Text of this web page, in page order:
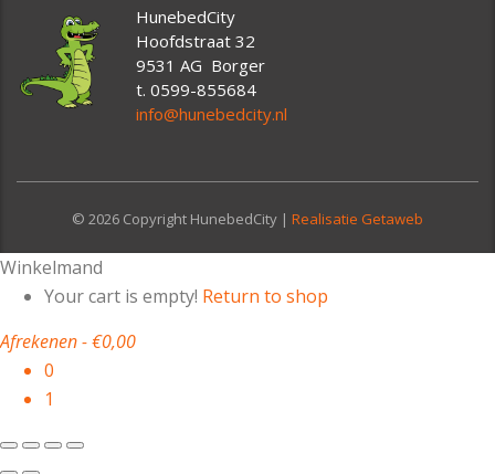
HunebedCity
Hoofdstraat 32
9531 AG Borger
t. 0599-855684
info@hunebedcity.nl
© 2026 Copyright HunebedCity | Realisatie Getaweb
Winkelmand
Your cart is empty! Return to shop
Afrekenen-€0,00
0
1